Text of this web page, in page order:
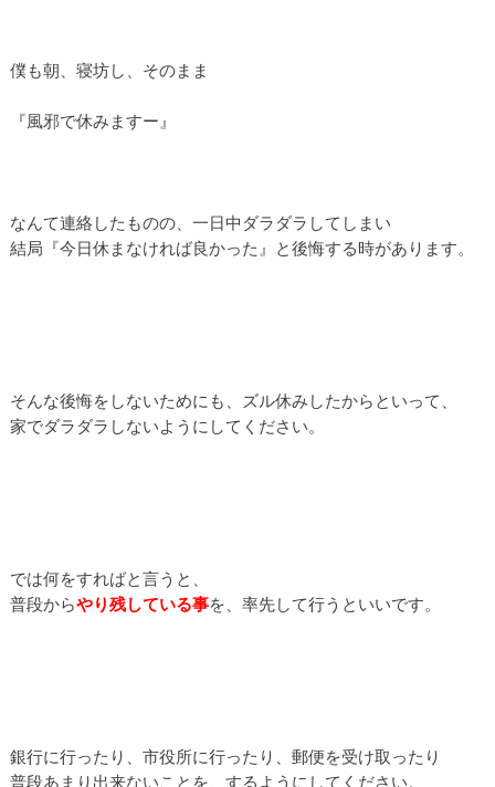
僕も朝、寝坊し、そのまま
『風邪で休みますー』
なんて連絡したものの、一日中ダラダラしてしまい
結局『今日休まなければ良かった』と後悔する時があります。
そんな後悔をしないためにも、ズル休みしたからといって、
家でダラダラしないようにしてください。
では何をすればと言うと、
普段からやり残している事を、率先して行うといいです。
銀行に行ったり、市役所に行ったり、郵便を受け取ったり
普段あまり出来ないことを、するようにしてください。